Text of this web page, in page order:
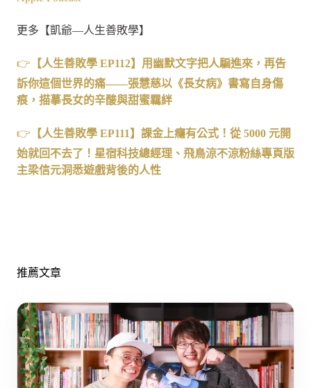
更多【凱爺—人生善敗學】
👉 【人生善敗學 EP112】用幽默文字把人騙進來，再告
訴你這個世界的痛——張慧慈以《長女病》書寫自身傷
痕，描摹長女的辛酸與甜蜜羈絆
👉 【人生善敗學 EP111 】課金上癮有公式！從 5000 元開
始就回不去了！星宿科技總經理、飛鳥涼不涼粉絲專頁版
主梁信元洞悉遊戲背後的人性
推薦文章